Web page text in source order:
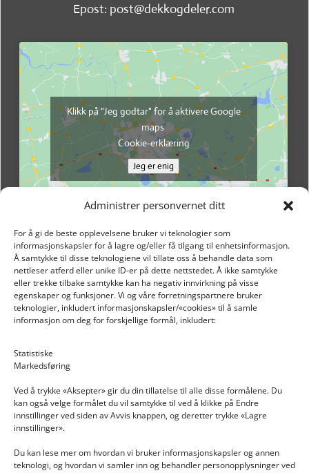
Administrer personvernet ditt
For å gi de beste opplevelsene bruker vi teknologier som
informasjonskapsler for å lagre og/eller få tilgang til enhetsinformasjon.
Å samtykke til disse teknologiene vil tillate oss å behandle data som
nettleser atferd eller unike ID-er på dette nettstedet. Å ikke samtykke
eller trekke tilbake samtykke kan ha negativ innvirkning på visse
egenskaper og funksjoner. Vi og våre forretningspartnere bruker
teknologier, inkludert informasjonskapsler/«cookies» til å samle
informasjon om deg for forskjellige formål, inkludert:
Statistiske
Markedsføring
Ved å trykke «Aksepter» gir du din tillatelse til alle disse formålene. Du
kan også velge formålet du vil samtykke til ved å klikke på Endre
innstillinger ved siden av Avvis knappen, og deretter trykke «Lagre
innstillinger».
Du kan lese mer om hvordan vi bruker informasjonskapsler og annen
teknologi, og hvordan vi samler inn og behandler personopplysninger ved
Epost: post@dekkogdeler.com
Klikk på "Jeg godtar" for å aktivere Google
maps
Cookie-erklæring
Jeg er enig
INFORMASJON